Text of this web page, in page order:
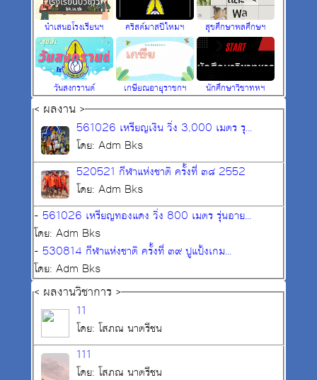
นำเสนอโรงเรียนฯ คริสต์มาสปีใหมฯ สุขศึกษาพลศึกษฯ
วันสงกรานต์ เกษียณอายุราชกฯ นักศึกษาวิชาทหฯ
< ผลงาน >
561026 เหรียญเงิน วิ่ง 3,000 เมตร รุ...
โดย: Adm Bks
520521 กีฬาแห่งชาติ ครั้งที่ ๓๘ 2552
โดย: Adm Bks
- 561026 เหรียญทองแดง วิ่ง 800 เมตร รุ่นอาย...
โดย: Adm Bks
- 530814 กีฬาแห่งชาติ ครั้งที่ ๓๙ ปูแป้งเกม...
โดย: Adm Bks
< ผลงานวิชาการ >
11
โดย: โสภณ นาตรีชน
111
โดย: โสภณ นาตรีชน